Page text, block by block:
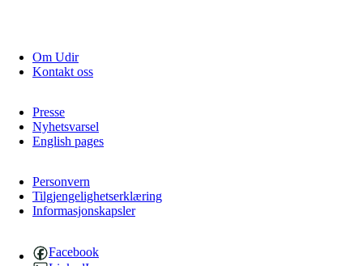
Om Udir
Kontakt oss
Presse
Nyhetsvarsel
English pages
Personvern
Tilgjengelighetserklæring
Informasjonskapsler
Facebook